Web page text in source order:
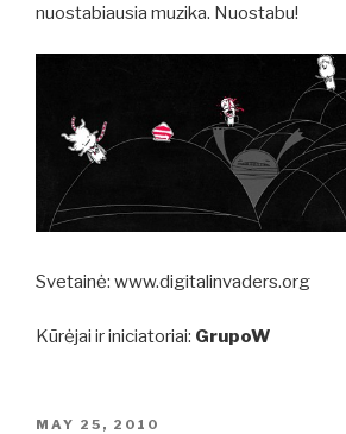
nuostabiausia muzika. Nuostabu!
Svetainė: www.digitalinvaders.org
Kūrėjai ir iniciatoriai: GrupoW
POSTED
MAY 25, 2010